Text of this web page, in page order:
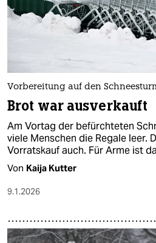
Vorbereitung auf den
Brot war ausverkauft
Am Vortag der befürchteten
viele Menschen die Regale leer.
Vorratskauf auch. Für Arme ist
Von Kaija Kutter
9.1.2026